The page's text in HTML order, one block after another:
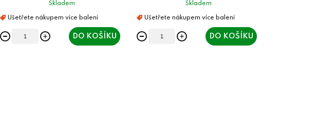
Skladem
DO KOŠÍKU
Skladem
DO KOŠÍKU